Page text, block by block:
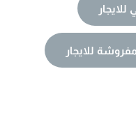
للايجار